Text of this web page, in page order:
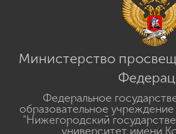
Министерство
Федеральное
образовательное
"Нижегородский
университет имени